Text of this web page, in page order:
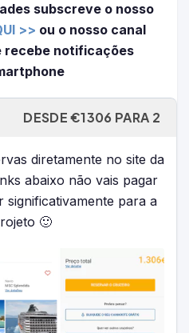
subscreve o nosso
>> ou o nosso canal
recebe notificações
DESDE €1306 PARA 2
diretamente no site da
abaixo não vais pagar
significativamente para a
🙂